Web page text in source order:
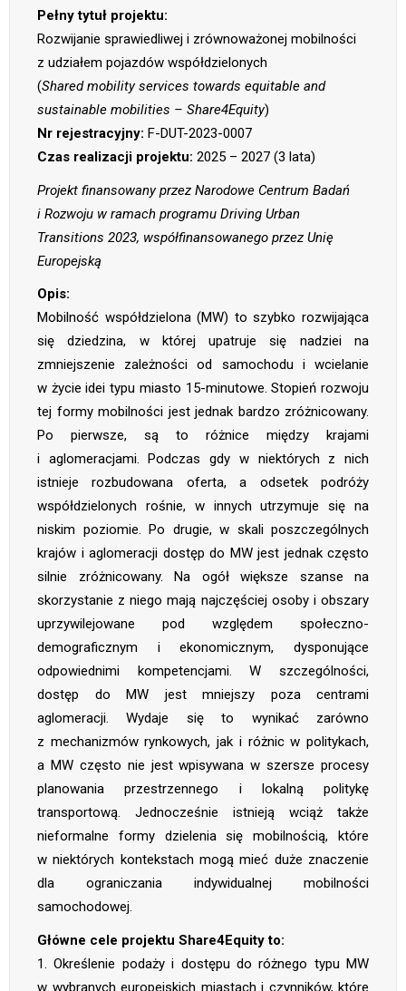
Pełny tytuł projektu:
Rozwijanie sprawiedliwej i zrównoważonej mobilności
z udziałem pojazdów współdzielonych
(Shared mobility services towards equitable and
sustainable mobilities – Share4Equity)
Nr rejestracyjny: F-DUT-2023-0007
Czas realizacji projektu: 2025 – 2027 (3 lata)
Projekt finansowany przez Narodowe Centrum Badań
i Rozwoju w ramach programu Driving Urban
Transitions 2023, współfinansowanego przez Unię
Europejską
Opis:
Mobilność współdzielona (MW) to szybko rozwijająca
się dziedzina, w której upatruje się nadziei na
zmniejszenie zależności od samochodu i wcielanie
w życie idei typu miasto 15-minutowe. Stopień rozwoju
tej formy mobilności jest jednak bardzo zróżnicowany.
Po pierwsze, są to różnice między krajami
i aglomeracjami. Podczas gdy w niektórych z nich
istnieje rozbudowana oferta, a odsetek podróży
współdzielonych rośnie, w innych utrzymuje się na
niskim poziomie. Po drugie, w skali poszczególnych
krajów i aglomeracji dostęp do MW jest jednak często
silnie zróżnicowany. Na ogół większe szanse na
skorzystanie z niego mają najczęściej osoby i obszary
uprzywilejowane pod względem społeczno-
demograficznym i ekonomicznym, dysponujące
odpowiednimi kompetencjami. W szczególności,
dostęp do MW jest mniejszy poza centrami
aglomeracji. Wydaje się to wynikać zarówno
z mechanizmów rynkowych, jak i różnic w politykach,
a MW często nie jest wpisywana w szersze procesy
planowania przestrzennego i lokalną politykę
transportową. Jednocześnie istnieją wciąż także
nieformalne formy dzielenia się mobilnością, które
w niektórych kontekstach mogą mieć duże znaczenie
dla ograniczania indywidualnej mobilności
samochodowej.
Główne cele projektu Share4Equity to:
1. Określenie podaży i dostępu do różnego typu MW
w wybranych europejskich miastach i czynników, które